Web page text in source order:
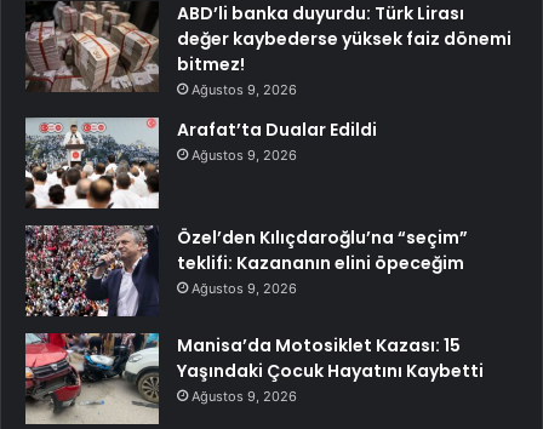
ABD’li banka duyurdu: Türk Lirası
değer kaybederse yüksek faiz dönemi
bitmez!
Ağustos 9, 2026
Arafat’ta Dualar Edildi
Ağustos 9, 2026
Özel’den Kılıçdaroğlu’na “seçim”
teklifi: Kazananın elini öpeceğim
Ağustos 9, 2026
Manisa’da Motosiklet Kazası: 15
Yaşındaki Çocuk Hayatını Kaybetti
Ağustos 9, 2026